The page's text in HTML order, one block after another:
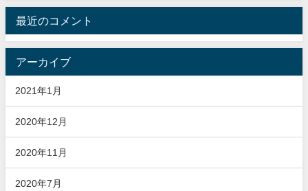
最近のコメント
アーカイブ
2021年1月
2020年12月
2020年11月
2020年7月